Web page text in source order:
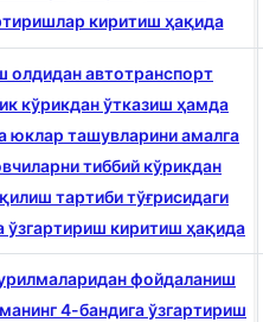
киритиш ҳақида
олдидан автотранспорт
кўрикдан ўтказиш ҳамда
юклар ташувларини амалга
тиббий кўрикдан
тартиби тўғрисидаги
ўзгартириш киритиш ҳақида
фойдаланиш
4-бандига ўзгартириш